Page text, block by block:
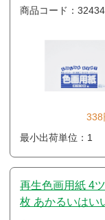
商品コード：
338
最小出荷単位：1
再生色画用紙 4
枚 あかるいはい